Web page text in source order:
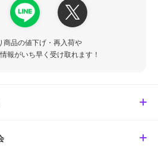
商品の値下げ・再入荷や
報がいち早く受け取れます！